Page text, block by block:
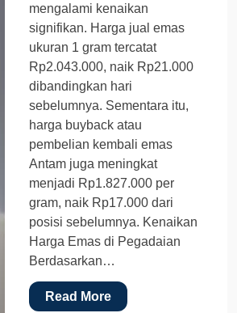
mengalami kenaikan
signifikan. Harga jual emas
ukuran 1 gram tercatat
Rp2.043.000, naik Rp21.000
dibandingkan hari
sebelumnya. Sementara itu,
harga buyback atau
pembelian kembali emas
Antam juga meningkat
menjadi Rp1.827.000 per
gram, naik Rp17.000 dari
posisi sebelumnya. Kenaikan
Harga Emas di Pegadaian
Berdasarkan…
Read More